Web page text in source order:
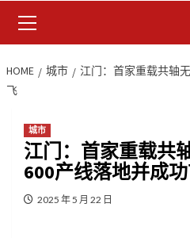
Menu
HOME 城市
江门：首家重载共轴
飞
城市
江门：首家重载共
600产线落地并成
2025 年 5 月 22 日